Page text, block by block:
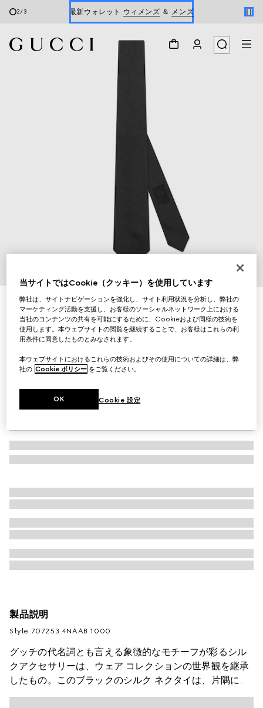
2/3 最新ウォレット ウィメンズ ＆ メンズ
オンライン限定 〔GGマーモント〕
/4
ダブルG ディテール付き シルク ネクタイ
￥36,300
（税込）
バリエーション ブラック
製品説明
Style ‎707253 4NAAB 1000
グッチの代名詞とも言える象徴的なモチーフが彩るシル
クアクセサリーは、ウェア コレクションの世界観を継承
したもの。このブラックのシルク ネクタイは、片隅にダ
ブルGをさりげなくあしらって仕上げました。
当サイトではCookie（クッキー）を使用しています
弊社は、サイトナビゲーションを強化し、サイト利用状況を分析し、弊社の
マーケティング活動を支援し、お客様のソーシャルネットワーク上における
当社のコンテンツの共有を可能にするために、Cookieおよび同様の技術を
使用します。本ウェブサイトの閲覧を継続することで、お客様はこれらの利
用条件に同意したものとみなされます。
本ウェブサイトにおけるこれらの技術およびその使用についての詳細は、弊
社の Cookie ポリシー をご覧ください。
Cookie 設定
OK